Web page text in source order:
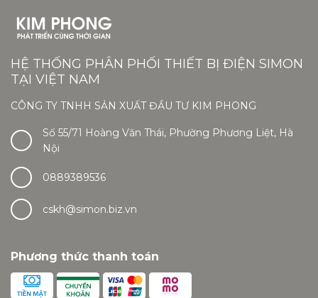
HỆ THỐNG PHÂN PHỐI THIẾT BỊ ĐIỆN SIMON
TẠI VIỆT NAM
CÔNG TY TNHH SẢN XUẤT ĐẦU TƯ KIM PHONG
Số 55/71 Hoàng Văn Thái, Phường Phương Liệt, Hà
Nội
0889389536
cskh@simon.biz.vn
Phương thức thanh toán